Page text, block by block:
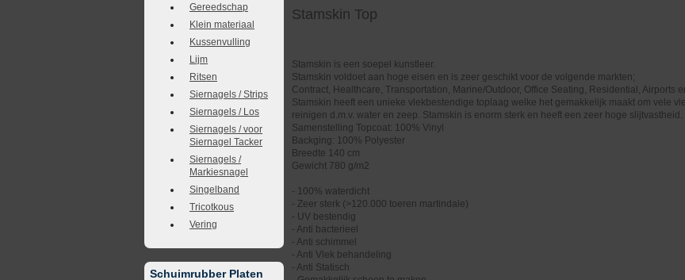
Gereedschap
Klein materiaal
Kussenvulling
Lijm
Ritsen
Siernagels / Strips
Siernagels / Los
Siernagels / voor
Siernagel Tacker
Siernagels /
Markiesnagel
Singelband
Tricotkous
Vering
Schuimrubber Platen
Stamskin Top
Stamskin is een soepel kunstleer.
Stamskin voldoet aan hoge eisen en is zeer geschikt voor de volgende markten;
Contract, Healthcare, Transportation, Marine/Outdoor, Office Seating, Residential, Airports
Stamskin heeft een unieke vlekbestendige toplaag welke het gemakkelijk maakt om vele
reinigen d.m.v. water en zeep. Stamskin is enorm sterk en heeft een zeer hoge slijtvastheid.
Samenstelling Topcoat: 100% Vinyl
Backging: 100% Polyester
Breedte 140 cm
Gewicht 780 g/m2
- 100% waterdicht
- Zeer sterk (>120.000 toeren martindale)
- UV bestendig
- Anti bacterieel
- Anti schimmel
- Anti Vlek behandeling
- Anti Statisch